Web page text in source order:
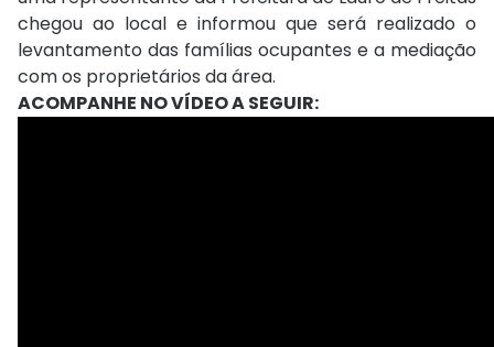
chegou ao local e informou que será realizado o
levantamento das famílias ocupantes e a mediação
com os proprietários da área.
ACOMPANHE NO VÍDEO A SEGUIR: